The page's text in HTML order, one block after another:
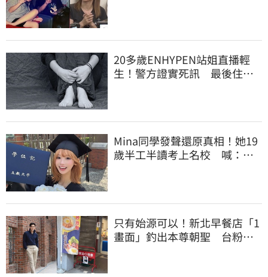
20多歲ENHYPEN站姐直播輕
生！警方證實死訊 最後住處
Mina同學發聲還原真相！她19
歲半工半讀考上名校 喊：不
只有始源可以！新北早餐店「1
畫面」釣出本尊朝聖 台粉嚇